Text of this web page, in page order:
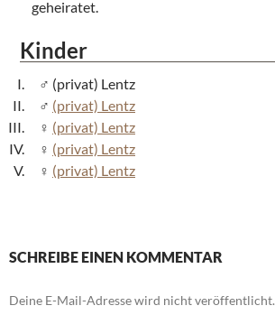
geheiratet.
Kinder
(privat) Lentz
(privat) Lentz
(privat) Lentz
(privat) Lentz
(privat) Lentz
SCHREIBE EINEN KOMMENTAR
Deine E-Mail-Adresse wird nicht veröffentlicht.